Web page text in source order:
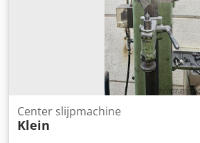
Center slijpmachine
Klein